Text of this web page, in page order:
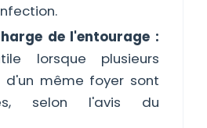
de l'entourage :
lorsque plusieurs
d'un même foyer sont
selon l'avis du